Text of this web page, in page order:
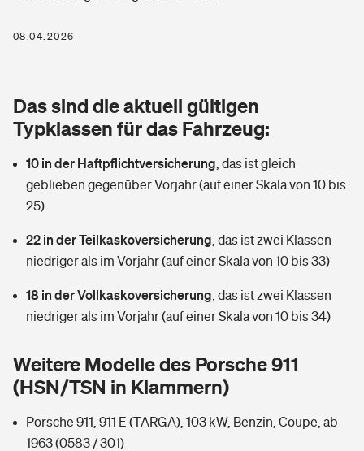
Zur Übersicht
Tools
Wer versichert was: Jetzt Versicherer finden
Sie haben Fragen?
Glasversicherung
Mietkautionsversicherung
Restkreditversicherung
Hochwasser-Check: Wie gefährdet ist Ihr Haus?
Wer versichert was: Jetzt Versicherer finden
Kinderunfall­ver­si­che­rung
Kinderinvalidität
Hundehalter-Haftpflicht
Private Cyberversicherung
Musikinstrumentenversicherung
Private Krankenversicherung
Dread-Disease-Versicherung
Tierkrankenversicherung
Zur Übersicht
Tools
Wer versichert was: Jetzt Versicherer finden
Sie haben Fragen?
Rentenrechner: Wie viel Geld bekomme ich im Alter?
08.04.2026
Das sind die aktuell gültigen
Typklassen für das Fahrzeug:
10 in der Haftpflichtversicherung das ist gleich
geblieben gegenüber Vorjahr (auf einer Skala von 10 bis
25)
22 in der Teilkaskoversicherung das ist zwei Klassen
niedriger als im Vorjahr (auf einer Skala von 10 bis 33)
18 in der Vollkaskoversicherung das ist zwei Klassen
niedriger als im Vorjahr (auf einer Skala von 10 bis 34)
Weitere Modelle des Porsche 911
(HSN/TSN in Klammern)
Porsche 911, 911 E (TARGA), 103 kW, Benzin, Coupe, ab
1963(0583 / 301)